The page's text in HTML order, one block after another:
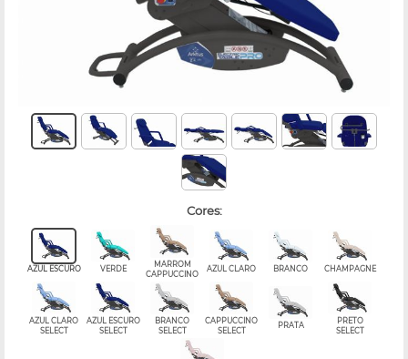
cores:
AZUL ESCURO VERDE
MARROM
CAPPUCCINO
AZUL CLARO BRANCO CHAMPAGNE
AZUL CLARO
SELECT
AZUL ESCURO
SELECT
BRANCO
SELECT
CAPPUCCINO
SELECT
PRATA
PRETO
SELECT